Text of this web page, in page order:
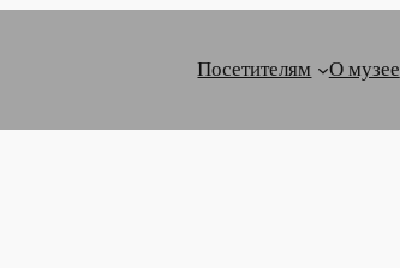
Посетителям О музее